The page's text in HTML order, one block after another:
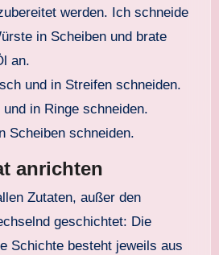
werden. Ich schneide
in Scheiben und brate
an.
und in Streifen schneiden.
in Ringe schneiden.
Scheiben schneiden.
anrichten
Zutaten, außer den
geschichtet: Die
Schichte besteht jeweils aus